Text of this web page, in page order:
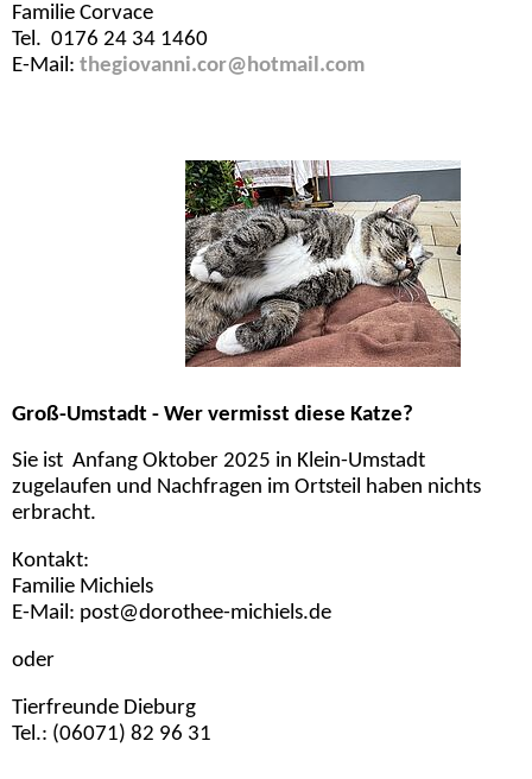
Familie Corvace
Tel. 0176 24 34 1460
E-Mail: thegiovanni.cor@hotmail.com
Groß-Umstadt - Wer vermisst diese Katze?
Sie ist Anfang Oktober 2025 in Klein-Umstadt
zugelaufen und Nachfragen im Ortsteil haben nichts
erbracht.
Kontakt:
Familie Michiels
E-Mail: post@dorothee-michiels.de
oder
Tierfreunde Dieburg
Tel.: (06071) 82 96 31